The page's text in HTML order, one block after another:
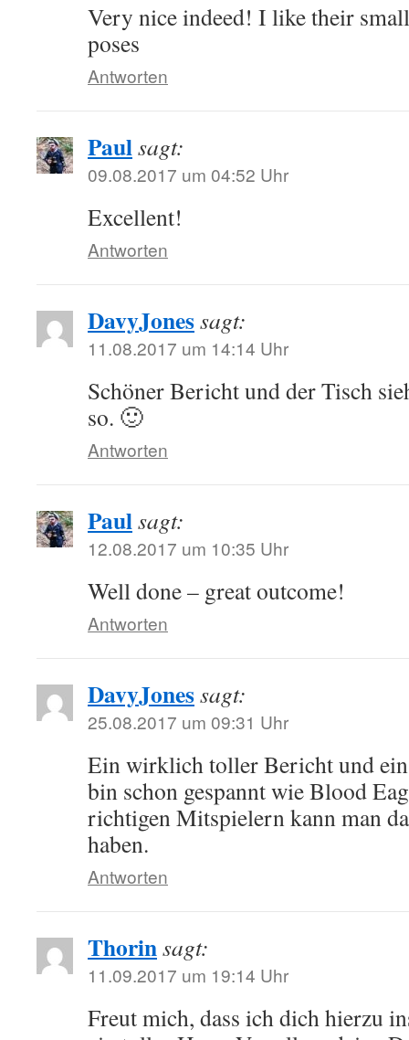
Very nice indeed! I like their
poses
Antworten
Paulsagt:
09.08.2017 um 04:52 Uhr
Excellent!
Antworten
DavyJonessagt:
11.08.2017 um 14:14 Uhr
Schöner Bericht und der Tisch
so. 🙂
Antworten
Paulsagt:
12.08.2017 um 10:35 Uhr
Well done – great outcome!
Antworten
DavyJonessagt:
25.08.2017 um 09:31 Uhr
Ein wirklich toller Bericht und
bin schon gespannt wie Blood
richtigen Mitspielern kann man
haben.
Antworten
Thorinsagt:
11.09.2017 um 19:14 Uhr
Freut mich, dass ich dich hierzu